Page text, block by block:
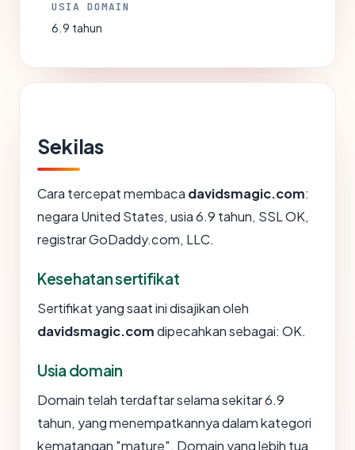
USIA DOMAIN
6.9 tahun
Sekilas
Cara tercepat membaca davidsmagic.com:
negara United States, usia 6.9 tahun, SSL OK,
registrar GoDaddy.com, LLC.
Kesehatan sertifikat
Sertifikat yang saat ini disajikan oleh
davidsmagic.comdipecahkan sebagai: OK.
Usia domain
Domain telah terdaftar selama sekitar 6.9
tahun, yang menempatkannya dalam kategori
kematangan "mature". Domain yang lebih tua